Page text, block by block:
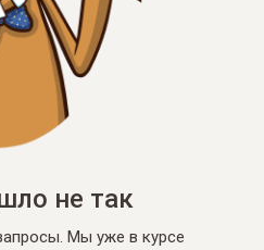
не так
Мы уже в курсе